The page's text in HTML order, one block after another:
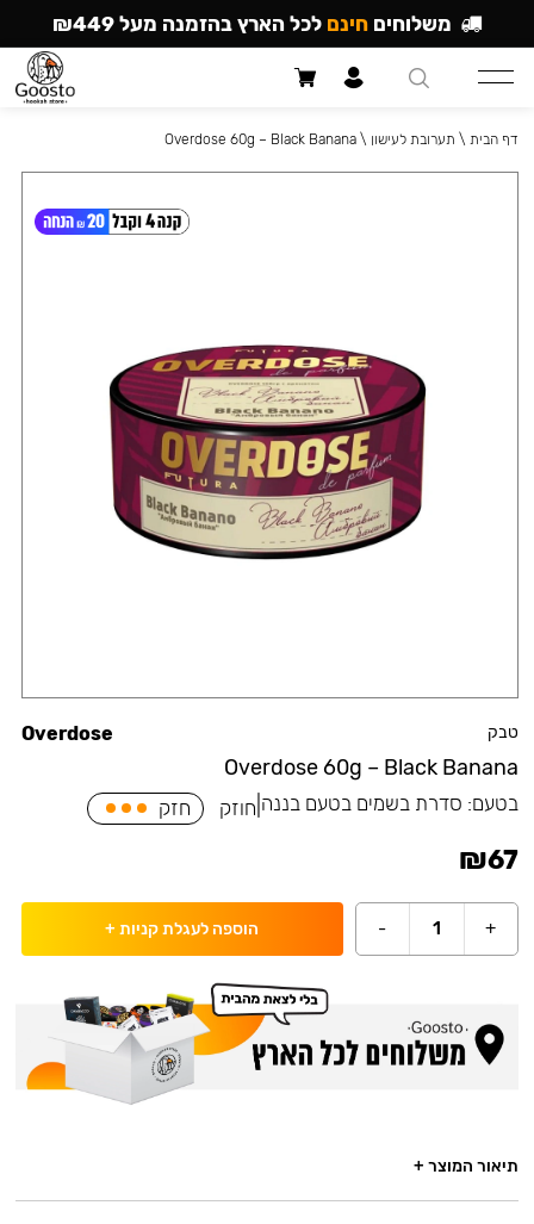
טבק
Overdose 60g – Black Banana
Overdose
בטעם: סדרת בשמים בטעם בננה חוזק חזק
₪67
+
1
- הוספה לעגלת קניות +
דף הבית \ תערובת לעישון \
Overdose 60g – Black Banana
תיאור המוצר +
משלוחים חינם לכל הארץ בהזמנה מעל ₪449